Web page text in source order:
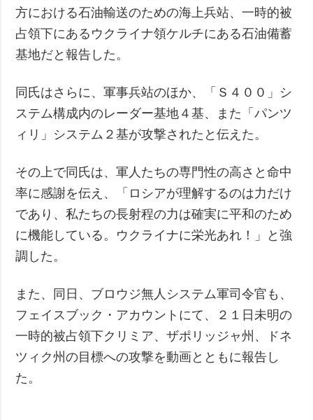
方における石油輸送のための海上兵站、一時的被
占領下にあるウクライナ領ケルチにある石油備蓄
基地だと報告した。
同氏はさらに、軍事兵站のほか、「Ｓ４００」シ
ステム構成内のレーダー基地４基、また「パンツ
ィリ」システム２基が攻撃されたと伝えた。
その上で同氏は、軍人たちの専門性の高さと命中
率に感謝を伝え、「ロシアが理解するのは力だけ
であり、私たちの長射程の力は確実に平和のため
に機能している。ウクライナに栄光あれ！」と強
調した。
また、同日、ブロウジ無人システム軍司令官も、
フェイスブック・アカウントにて、２１日未明の
一時的被占領下クリミア、ザポリッジャ州、ドネ
ツィク州の目標への攻撃を動画とともに報告し
た。